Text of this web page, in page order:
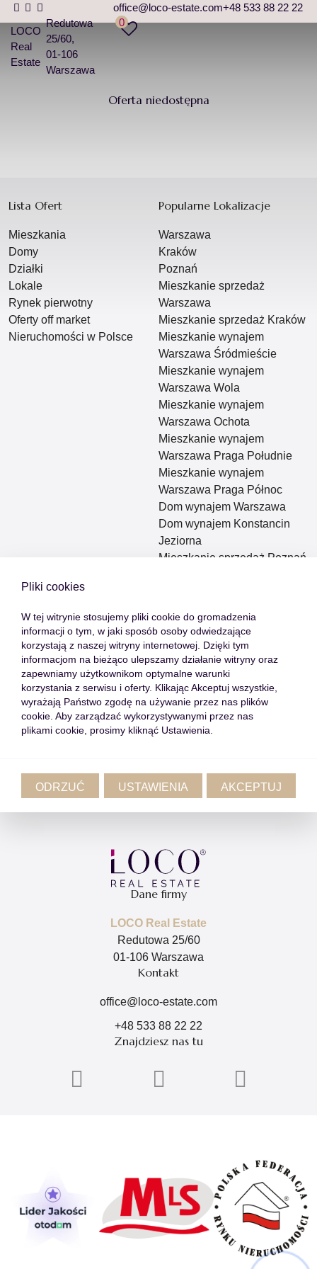
LOCO
Real
Estate
Redutowa
25/60
01-106
Warszawa
office@loco-estate.com+48 533 88 22 22
0
Oferta niedostępna
Lista Ofert
Mieszkania
Domy
Działki
Lokale
Rynek pierwotny
Oferty off market
Nieruchomości w Polsce
Popularne Lokalizacje
Warszawa
Kraków
Poznań
Mieszkanie sprzedaż
Warszawa
Mieszkanie sprzedaż Kraków
Mieszkanie wynajem
Warszawa Śródmieście
Mieszkanie wynajem
Warszawa Wola
Mieszkanie wynajem
Warszawa Ochota
Mieszkanie wynajem
Warszawa Praga Południe
Mieszkanie wynajem
Warszawa Praga Północ
Dom wynajem Warszawa
Dom wynajem Konstancin
Jeziorna
Mieszkanie sprzedaż Poznań
Dom sprzedaż Cypr Pafos
Dom sprzedaż Cypr Limassol
Mieszkanie sprzedaż Cypr
Limassol
Portugalia
Hiszpania
Usługi
Zakup nieruchomości
Wynajem nieruchomości
Formularze
Zleć poszukiwanie
Dołącz do zespołu
Dane firmy
LOCO Real Estate
Redutowa 25/60
01-106 Warszawa
Kontakt
office@loco-estate.com
+48 533 88 22 22
Znajdziesz nas tu
Pliki cookies
W tej witrynie stosujemy pliki cookie do gromadzenia
informacji o tym, w jaki sposób osoby odwiedzające
korzystają z naszej witryny internetowej. Dzięki tym
informacjom na bieżąco ulepszamy działanie witryny oraz
zapewniamy użytkownikom optymalne warunki
korzystania z serwisu i oferty. Klikając Akceptuj wszystkie,
wyrażają Państwo zgodę na używanie przez nas plików
cookie. Aby zarządzać wykorzystywanymi przez nas
plikami cookie, prosimy kliknąć Ustawienia.
ODRZUĆ USTAWIENIA AKCEPTUJ